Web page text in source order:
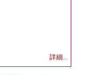
詳細...